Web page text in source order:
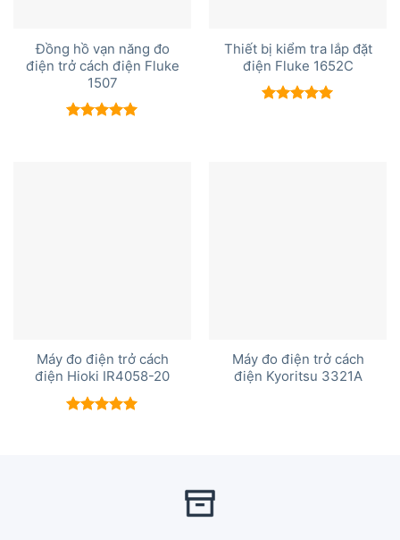
Đồng hồ vạn năng đo
điện trở cách điện Fluke
1507
Thiết bị kiểm tra lắp đặt
điện Fluke 1652C
Máy đo điện trở cách
điện Hioki IR4058-20
Máy đo điện trở cách
điện Kyoritsu 3321A